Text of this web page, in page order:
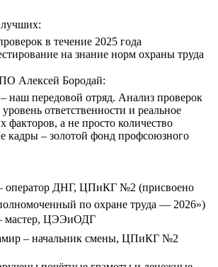
в течение 2025 года
на знание норм охраны труда
Алексей Бородай:
наш передовой отряд. Анализ проверок
ответственности и реальное
факторов, а не просто количество
кадры – золотой фонд профсоюзного
оператор ДНГ, ЦПиКГ №2 (присвоено
по охране труда — 2026»)
мастер, ЦЭЭиОДГ
– начальник смены, ЦПиКГ №2